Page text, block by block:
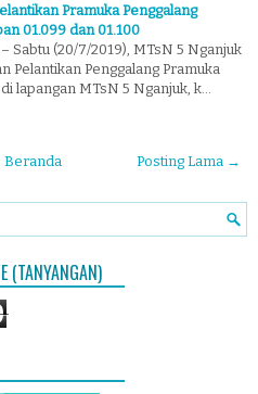
Pramuka Penggalang
01.099 dan 01.100
Sabtu (20/7/2019), MTsN 5 Nganjuk
Pelantikan Penggalang Pramuka
lapangan MTsN 5 Nganjuk, k…
Posting Lama →
Beranda
(TANYANGAN)